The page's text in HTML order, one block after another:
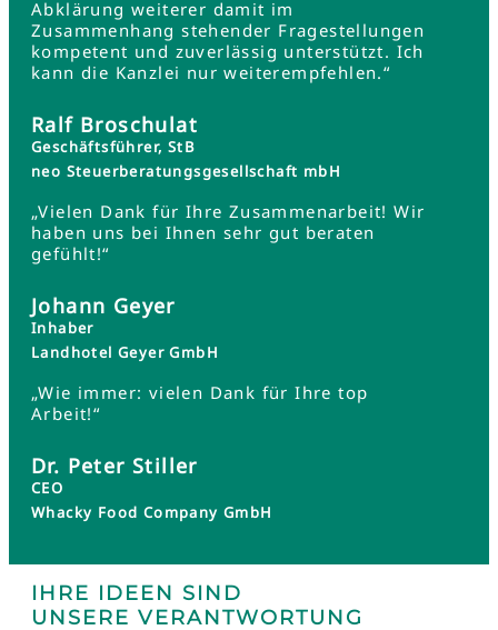
Abklärung weiterer damit im
Zusammenhang stehender Fragestellungen
kompetent und zuverlässig unterstützt. Ich
kann die Kanzlei nur weiterempfehlen.“
Ralf Broschulat
Geschäftsführer, StB
neo Steuerberatungsgesellschaft mbH
„Vielen Dank für Ihre Zusammenarbeit! Wir
haben uns bei Ihnen sehr gut beraten
gefühlt!“
Johann Geyer
Inhaber
Landhotel Geyer GmbH
„Wie immer: vielen Dank für Ihre top
Arbeit!“
Dr. Peter Stiller
CEO
Whacky Food Company GmbH
IHRE IDEEN SIND
UNSERE VERANTWORTUNG